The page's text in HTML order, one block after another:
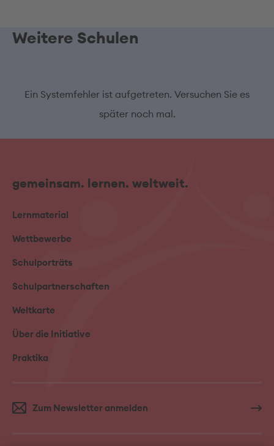
Weitere Schulen
Ein Systemfehler ist aufgetreten. Versuchen Sie es
später noch mal.
gemeinsam. lernen. weltweit.
Lernmaterial
Wettbewerbe
Schulporträts
Schulpartnerschaften
Weltkarte
Über die Initiative
Praktika
Zum Newsletter anmelden